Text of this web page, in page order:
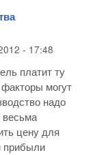
- 17:48
платит ту
могут
надо
весьма
цену для
прибыли